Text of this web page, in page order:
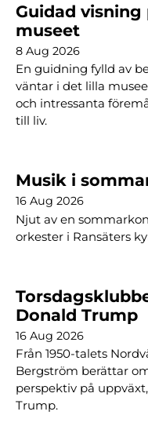
Guidad visning
museet
8 Aug 2026
En guidning fylld av
väntar i det lilla
och intressanta
till liv.
Musik i
16 Aug 2026
Njut av en
orkester i Ransäters
Donald Trump
16 Aug 2026
Från 1950-talets
Bergström berättar
perspektiv på
Trump.